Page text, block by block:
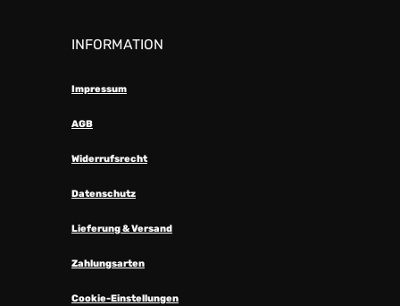
INFORMATION
Impressum
AGB
Widerrufsrecht
Datenschutz
Lieferung & Versand
Zahlungsarten
Cookie-Einstellungen